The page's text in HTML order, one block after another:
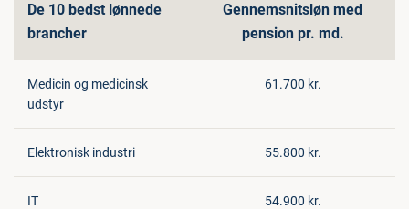
De 10 bedst lønnede
brancher
Gennemsnitsløn med
pension pr. md.
Medicin og medicinsk
udstyr
61.700 kr.
Elektronisk industri 55.800 kr.
IT 54.900 kr.